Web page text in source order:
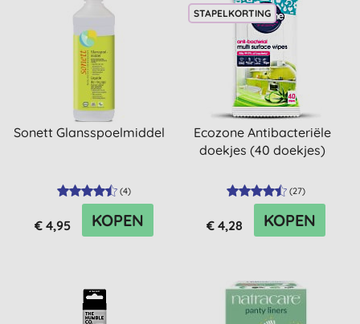
Sonett Glansspoelmiddel
(4)
€ 4,95 KOPEN
STAPELKORTING
Ecozone Antibacteriële
doekjes (40 doekjes)
(27)
€ 4,28 KOPEN